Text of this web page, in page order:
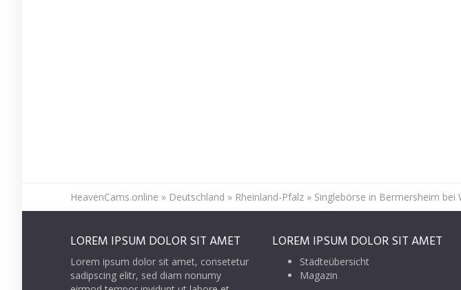
HeavenCams.online » Deutschland » Rheinland-Pfalz » Singlebörse in Bermersheim bei
LOREM IPSUM DOLOR SIT AMET
Lorem ipsum dolor sit amet, consetetur
sadipscing elitr, sed diam nonumy
LOREM IPSUM DOLOR SIT AMET
Städteübersicht
Magazin